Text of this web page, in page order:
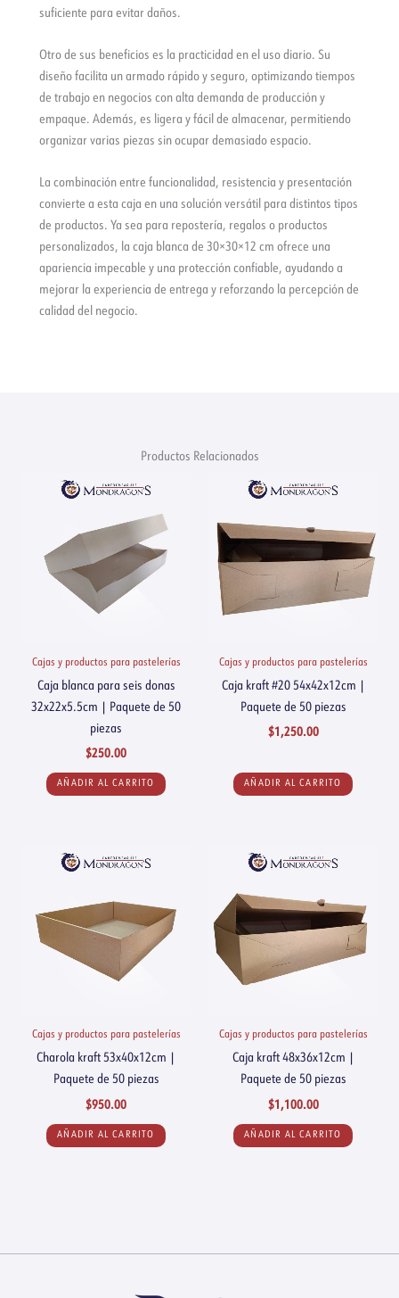
suficiente para evitar daños.
Otro de sus beneficios es la practicidad en el uso diario. Su
diseño facilita un armado rápido y seguro, optimizando tiempos
de trabajo en negocios con alta demanda de producción y
empaque. Además, es ligera y fácil de almacenar, permitiendo
organizar varias piezas sin ocupar demasiado espacio.
La combinación entre funcionalidad, resistencia y presentación
convierte a esta caja en una solución versátil para distintos tipos
de productos. Ya sea para repostería, regalos o productos
personalizados, la caja blanca de 30×30×12 cm ofrece una
apariencia impecable y una protección confiable, ayudando a
mejorar la experiencia de entrega y reforzando la percepción de
calidad del negocio.
Productos Relacionados
Cajas y productos para pastelerías
Caja blanca para seis donas
32x22x5.5cm | Paquete de 50
piezas
$250.00
AÑADIR AL CARRITO
Cajas y productos para pastelerías
Caja kraft #20 54x42x12cm |
Paquete de 50 piezas
$1,250.00
AÑADIR AL CARRITO
Cajas y productos para pastelerías
Charola kraft 53x40x12cm |
Paquete de 50 piezas
$950.00
AÑADIR AL CARRITO
Cajas y productos para pastelerías
Caja kraft 48x36x12cm |
Paquete de 50 piezas
$1,100.00
AÑADIR AL CARRITO